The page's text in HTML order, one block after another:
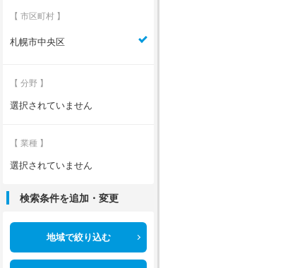
【 市区町村 】
札幌市中央区
【 分野 】
選択されていません
【 業種 】
選択されていません
検索条件を追加・変更
地域で絞り込む